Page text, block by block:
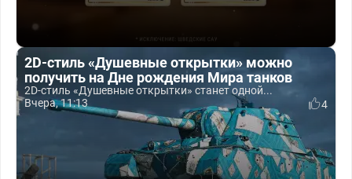
2D-стиль «Душевные открытки» можно
получить на Дне рождения Мира танков
2D-стиль «Душевные открытки» станет одной...
Вчера, 11:13
4